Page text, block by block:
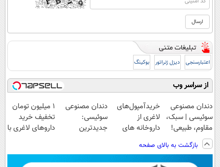
اعتبارسنجی دیزل ژنراتور بوکینگ
از سراسر وب
دندان مصنوعی
سوئیسی | سبک،
مقاوم، طبیعی!
ویزیت
رایگان+پرداخت
اقساطی😍
خریدآمپول‌های
لاغری از
داروخانه های
فوری همراه با
پک یخ!
دندان مصنوعی
سوئیسی:
جدیدترین
پرداخت قسطی
1 میلیون تومان
تخفیف خرید
داروهای لاغری با
یخ!
بازگشت به بالای صفحه